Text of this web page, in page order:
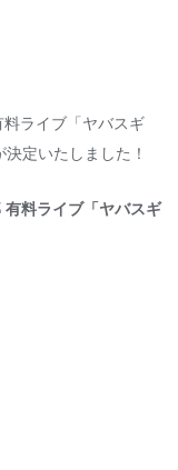
料ライブ「ヤバスギ
定いたしました！
有料ライブ「ヤバスギ